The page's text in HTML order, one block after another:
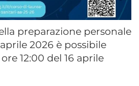
preparazione personale
2026 è possibile
12:00 del 16 aprile